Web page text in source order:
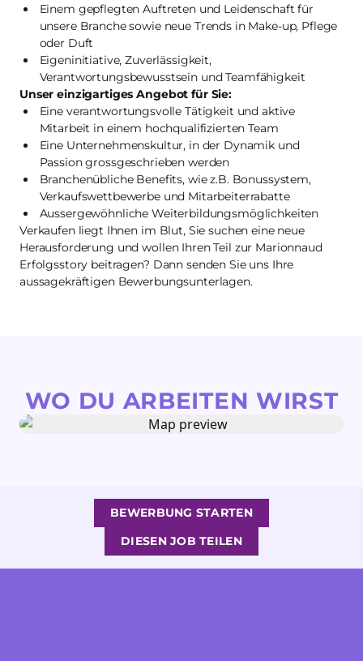
Einem gepflegten Auftreten und Leidenschaft für
unsere Branche sowie neue Trends in Make-up, Pflege
oder Duft
Eigeninitiative, Zuverlässigkeit,
Verantwortungsbewusstsein und Teamfähigkeit
Unser einzigartiges Angebot für Sie:
Eine verantwortungsvolle Tätigkeit und aktive
Mitarbeit in einem hochqualifizierten Team
Eine Unternehmenskultur, in der Dynamik und
Passion grossgeschrieben werden
Branchenübliche Benefits, wie z.B. Bonussystem,
Verkaufswettbewerbe und Mitarbeiterrabatte
Aussergewöhnliche Weiterbildungsmöglichkeiten
Verkaufen liegt Ihnen im Blut, Sie suchen eine neue
Herausforderung und wollen Ihren Teil zur Marionnaud
Erfolgsstory beitragen? Dann senden Sie uns Ihre
aussagekräftigen Bewerbungsunterlagen.
WO DU ARBEITEN WIRST
BEWERBUNG STARTEN
DIESEN JOB TEILEN